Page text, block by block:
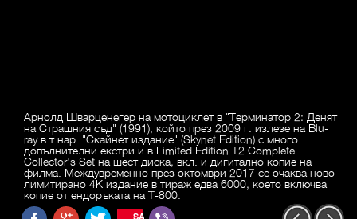
Арнолд Шварценегер на мотоциклет в "Терминатор 2: Денят
на Страшния съд" (1991), който през 2009 г. излезе на Blu-
ray в т.нар. "Скайнет издание" (Skynet Edition) с много
допълнителни екстри и в Limited Edition T2 Complete
Collector’s Set на шест диска, вкл. и дигитално копие на
филма. Междувременно през октомври 2017 се очаква ново
лимитирано 4K издание в тираж едва 6000, което включва
копие от ендоръката на T-800.
SAVE